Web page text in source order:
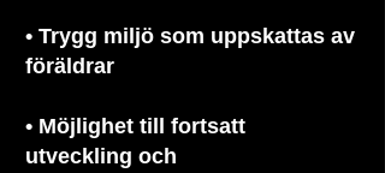
• Trygg miljö som uppskattas av
föräldrar
• Möjlighet till fortsatt
utveckling och